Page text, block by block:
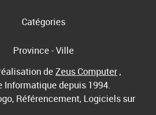
Catégories
Province - Ville
de Zeus Computer ,
Informatique depuis 1994.
Référencement, Logiciels sur